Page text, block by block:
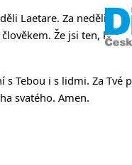
Laetare. Za neděli,
Že jsi ten,
Tebou i s lidmi. Za
svatého. Amen.